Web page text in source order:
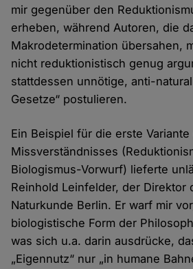
mir gegenüber den
erheben, während Autoren, die
Makrodetermination übersahen,
nicht reduktionistisch genug
stattdessen unnötige, anti-
Gesetze“ postulieren.
Ein Beispiel für die erste
Missverständnisses
Biologismus-Vorwurf) lieferte
Reinhold Leinfelder, der Direktor
Naturkunde Berlin. Er warf mir
biologistische Form der
was sich u.a. darin ausdrücke,
„Eigennutz“ nur „in humane